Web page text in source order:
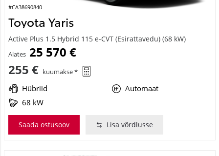
#CA38690840
Toyota Yaris
Active Plus 1.5 Hybrid 115 e-CVT (Esirattavedu) (68 kW)
Alates 25 570 €
255 € kuumakse *
Hübriid
Automaat
68 kW
Saada ostusoov Lisa võrdlusse